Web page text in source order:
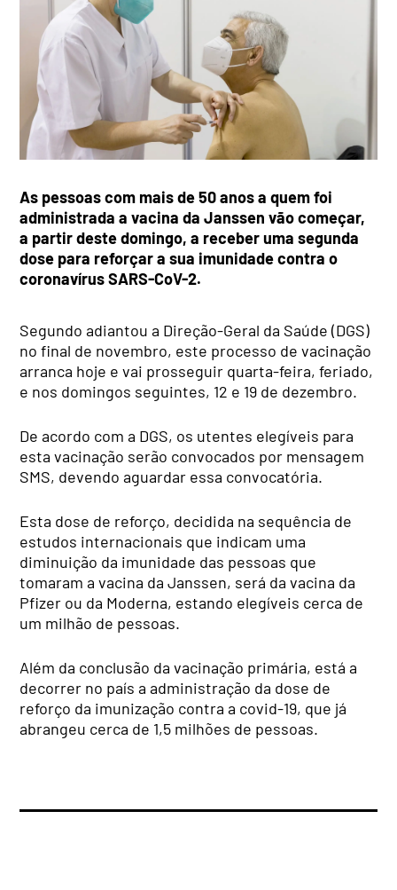
As pessoas com mais de 50 anos a quem foi
administrada a vacina da Janssen vão começar,
a partir deste domingo, a receber uma segunda
dose para reforçar a sua imunidade contra o
coronavírus SARS-CoV-2.
Segundo adiantou a Direção-Geral da Saúde (DGS)
no final de novembro, este processo de vacinação
arranca hoje e vai prosseguir quarta-feira, feriado,
e nos domingos seguintes, 12 e 19 de dezembro.
De acordo com a DGS, os utentes elegíveis para
esta vacinação serão convocados por mensagem
SMS, devendo aguardar essa convocatória.
Esta dose de reforço, decidida na sequência de
estudos internacionais que indicam uma
diminuição da imunidade das pessoas que
tomaram a vacina da Janssen, será da vacina da
Pfizer ou da Moderna, estando elegíveis cerca de
um milhão de pessoas.
Além da conclusão da vacinação primária, está a
decorrer no país a administração da dose de
reforço da imunização contra a covid-19, que já
abrangeu cerca de 1,5 milhões de pessoas.